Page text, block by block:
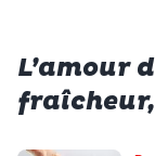
L’amour